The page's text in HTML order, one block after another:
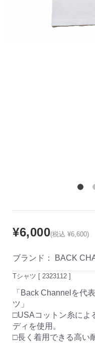
¥6,000(税込 ¥6,600)
ブランド： BACK
Tシャツ [ 2323112 ]
「Back Channelを代
ツ」
□USAコットン糸によ
ディを使用。
□長く着用できる高い